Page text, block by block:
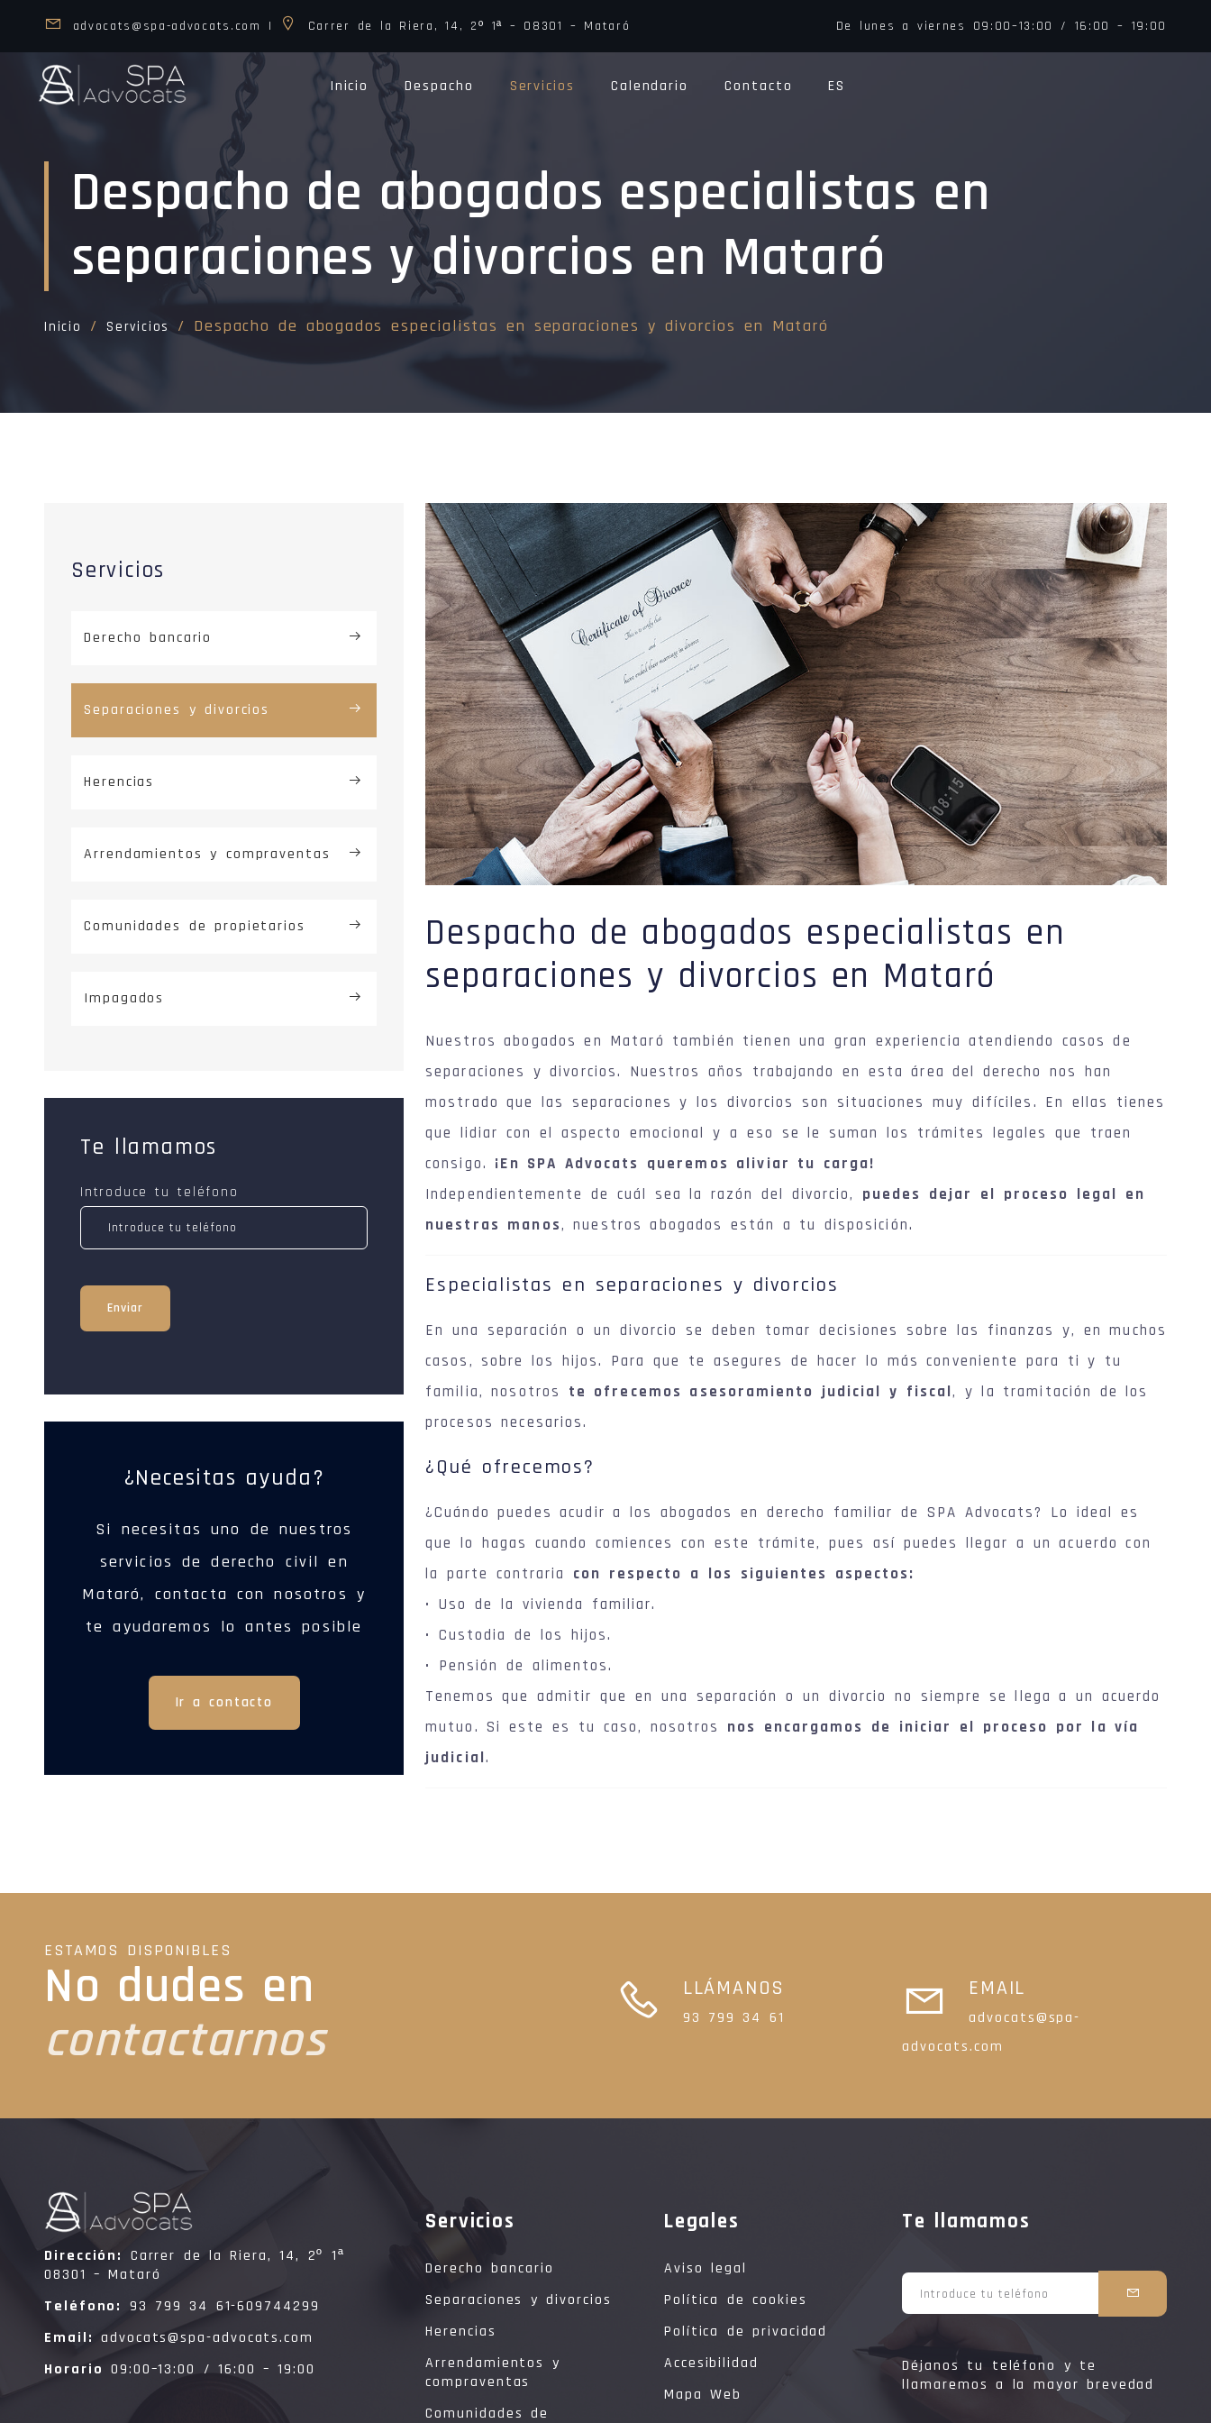
advocats@spa-advocats.com | Carrer de la Riera, 14, 2º 1ª – 08301 – Mataró De lunes a viernes 09:00–13:00 / 16:00 – 19:00
Inicio Despacho Servicios Calendario Contacto ES
Despacho de abogados especialistas en
separaciones y divorcios en Mataró
Inicio /Servicios / Despacho de abogados especialistas en separaciones y divorcios en Mataró
Servicios
Derecho bancario
Separaciones y divorcios
Herencias
Arrendamientos y compraventas
Comunidades de propietarios
Impagados
Te llamamos
Introduce tu teléfono
Enviar
¿Necesitas ayuda?
Si necesitas uno de nuestros
servicios de derecho civil en
Mataró, contacta con nosotros y
te ayudaremos lo antes posible
Ir a contacto
Despacho de abogados especialistas en
separaciones y divorcios en Mataró
Nuestros abogados en Mataró también tienen una gran experiencia atendiendo casos de
separaciones y divorcios. Nuestros años trabajando en esta área del derecho nos han
mostrado que las separaciones y los divorcios son situaciones muy difíciles. En ellas tienes
que lidiar con el aspecto emocional y a eso se le suman los trámites legales que traen
consigo. ¡En SPA Advocats queremos aliviar tu carga!
Independientemente de cuál sea la razón del divorcio, puedes dejar el proceso legal en
nuestras manos, nuestros abogados están a tu disposición.
Especialistas en separaciones y divorcios
En una separación o un divorcio se deben tomar decisiones sobre las finanzas y, en muchos
casos, sobre los hijos. Para que te asegures de hacer lo más conveniente para ti y tu
familia, nosotros te ofrecemos asesoramiento judicial y fiscal, y la tramitación de los
procesos necesarios.
¿Qué ofrecemos?
¿Cuándo puedes acudir a los abogados en derecho familiar de SPA Advocats? Lo ideal es
que lo hagas cuando comiences con este trámite, pues así puedes llegar a un acuerdo con
la parte contraria con respecto a los siguientes aspectos:
• Uso de la vivienda familiar.
• Custodia de los hijos.
• Pensión de alimentos.
Tenemos que admitir que en una separación o un divorcio no siempre se llega a un acuerdo
mutuo. Si este es tu caso, nosotros nos encargamos de iniciar el proceso por la vía
judicial.
ESTAMOS DISPONIBLES
No dudes en
contactarnos
LLÁMANOS
93 799 34 61
EMAIL
advocats@spa-
advocats.com
Dirección: Carrer de la Riera, 14, 2º 1ª
08301 – Mataró
Teléfono: 93 799 34 61-609744299
Email: advocats@spa-advocats.com
Horario 09:00–13:00 / 16:00 – 19:00
Servicios
Derecho bancario
Separaciones y divorcios
Herencias
Arrendamientos y
compraventas
Comunidades de
Legales
Aviso legal
Política de cookies
Política de privacidad
Accesibilidad
Mapa Web
Te llamamos
Déjanos tu teléfono y te
llamaremos a la mayor brevedad